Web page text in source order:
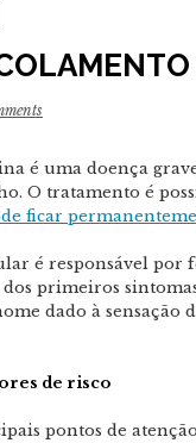
é uma doença
O tratamento é
ficar
é responsável
primeiros
dado à sensação
de risco
pontos de